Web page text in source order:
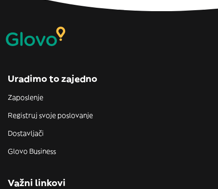
Uradimo to zajedno
Zaposlenje
Registruj svoje poslovanje
Dostavljači
Glovo Business
Važni linkovi